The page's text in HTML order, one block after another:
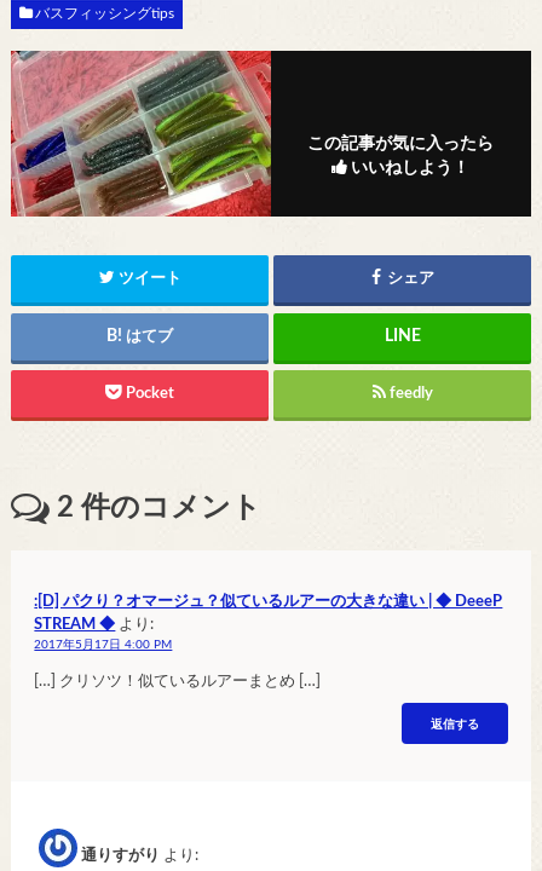
バスフィッシングtips
この記事が気に入ったら
いいねしよう！
ツイート シェア
はてブ
Pocket feedly
2 件のコメント
:[D] パクり？オマージュ？似ているルアーの大きな違い | ◆ DeeeP
STREAM ◆ より:
2017年5月17日 4:00 PM
[…] クリソツ！似ているルアーまとめ […]
返信する
通りすがり より: